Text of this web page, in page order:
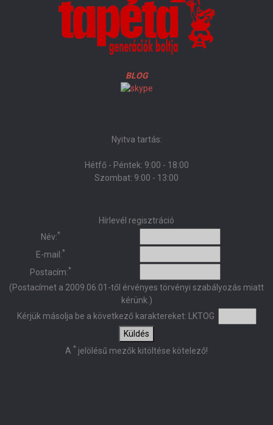
BLOG
Nyitva tartás:
Hétfő - Péntek: 9:00 - 18:00
Szombat: 9:00 - 13:00
Hírlevél regisztráció
Név:*
E-mail:*
Postacím:*
(Postacímet a 2009.06.01-től érvényes törvényi szabályozás miatt
kérünk.)
Kérjük másolja be a következő karaktereket:
LKTOG
Küldés
A * jelölésű mezők kitöltése kötelező!